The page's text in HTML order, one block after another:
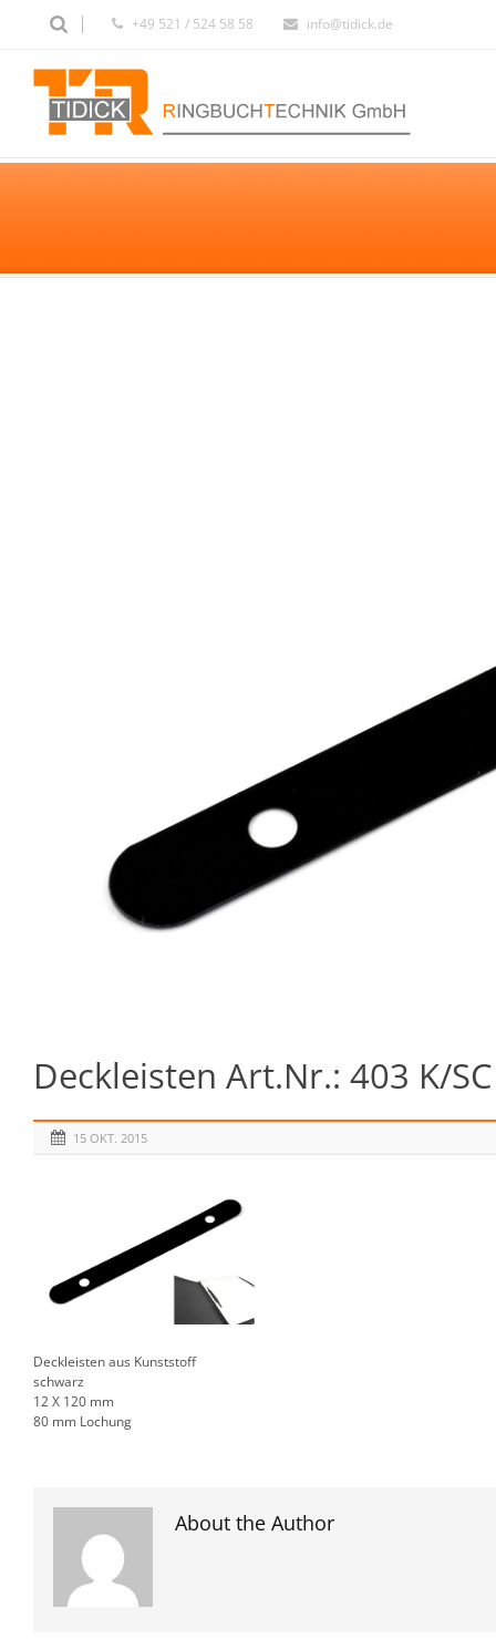
+49 521 / 524 58 58 info@tidick.de
Deckleisten Art.Nr.: 403 K/
15 OKT. 2015
Deckleisten aus Kunststoff
schwarz
12 X 120 mm
80 mm Lochung
About the Author